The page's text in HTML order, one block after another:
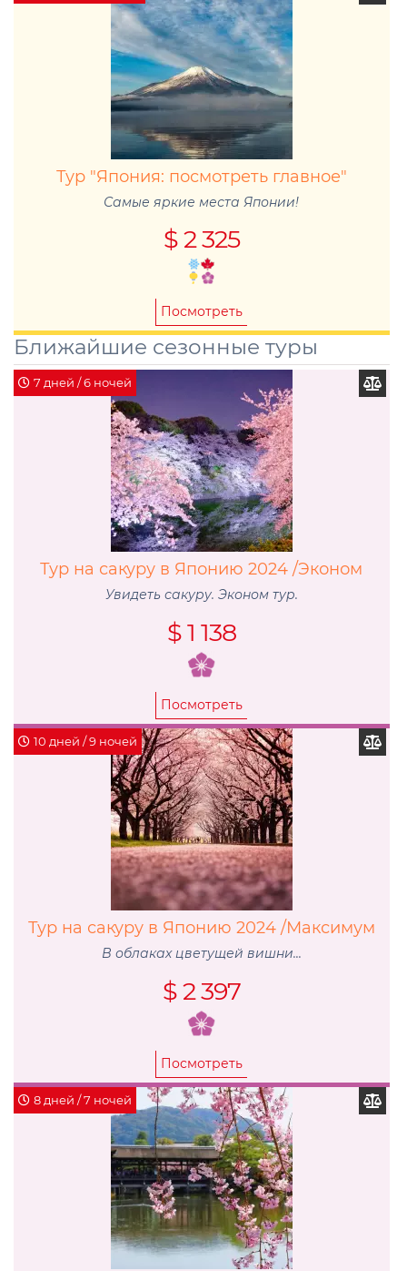
Тур "Япония: посмотреть главное"
Самые яркие места Японии!
$ 2 325
Посмотреть
Ближайшие сезонные туры
7 дней / 6 ночей
Тур на сакуру в Японию 2024 /Эконом
Увидеть сакуру. Эконом тур.
$ 1 138
Посмотреть
10 дней / 9 ночей
Тур на сакуру в Японию 2024 /Максимум
В облаках цветущей вишни...
$ 2 397
Посмотреть
8 дней / 7 ночей